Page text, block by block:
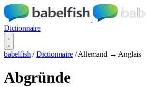
Dictionnaire
babelfish / Dictionnaire / Allemand → Anglais
Abgründe